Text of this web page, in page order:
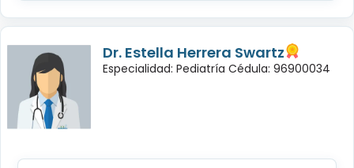
Dr. Estella Herrera Swartz
Especialidad: Pediatría Cédula: 96900034